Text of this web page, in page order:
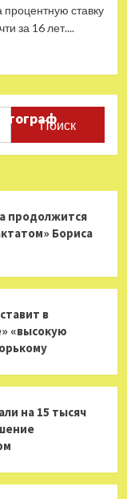
ставку
за 16 лет....
продолжится
Бориса
в
«высокую
на 15 тысяч